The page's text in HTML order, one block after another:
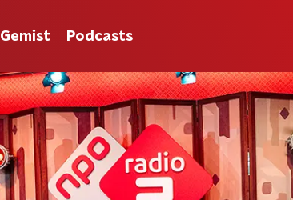
Gemist Podcasts